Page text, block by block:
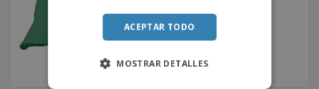
ACEPTAR TODO
MOSTRAR DETALLES